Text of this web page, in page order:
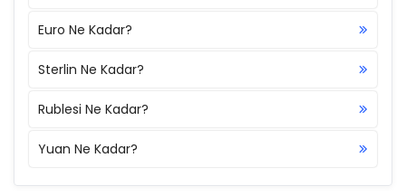
Euro Ne Kadar?
Sterlin Ne Kadar?
Rublesi Ne Kadar?
Yuan Ne Kadar?